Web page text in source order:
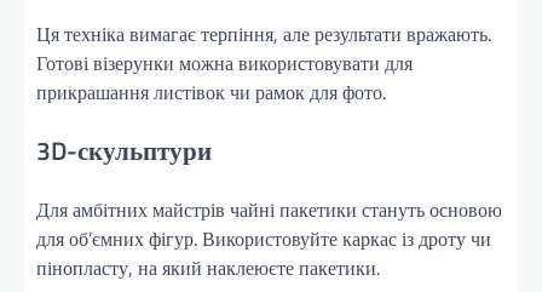
Ця техніка вимагає терпіння, але результати вражають.
Готові візерунки можна використовувати для
прикрашання листівок чи рамок для фото.
3D-скульптури
Для амбітних майстрів чайні пакетики стануть основою
для об’ємних фігур. Використовуйте каркас із дроту чи
пінопласту, на який наклеюєте пакетики.